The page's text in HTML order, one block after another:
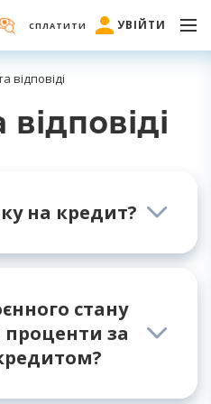
СПЛАТИТИ УВІЙТИ
відповіді
на кредит?
на отримання
анкету з
Якщо ж Ви постійний
Особистого Кабінету,
кнопку «Подати
стану
за